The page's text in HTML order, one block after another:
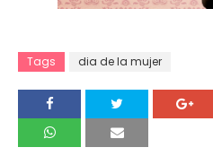
Tags dia de la mujer